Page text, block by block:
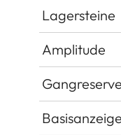
Lagersteine
Amplitude
Gangreserve